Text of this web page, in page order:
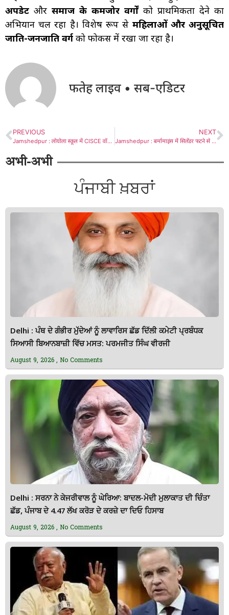
अपडेट और समाज के कमजोर वर्गोंको प्राथमिकता देने का
अभियान चल रहा है। विशेष रूप से महिलाओं और अनुसूचित
जाति-जनजाति वर्ग को फोकस में रखा जा रहा है।
फतेह लाइव • सब-एडिटर
PREVIOUS
Jamshedpur : लोयोला स्कूल में CISCE वॉलीबॉल टूर्नामेंट सफलतापूर्वक संपन्न, 17 स्कूलों ने लिया भाग
NEXT
Jamshedpur : बर्मामाइंस में सिलेंडर फटने से मजदूर झुलसा, धमाके की चपेट में आया ट्रक
अभी-अभी
ਪੰਜਾਬੀ ਖ਼ਬਰਾਂ
Delhi : ਪੰਥ ਦੇ ਗੰਭੀਰ ਮੁੱਦੇਆਂ ਨੂੰ ਲਾਵਾਰਿਸ ਛੱਡ ਦਿੱਲੀ ਕਮੇਟੀ ਪ੍ਰਬੰਧਕ
ਸਿਆਸੀ ਬਿਆਨਬਾਜ਼ੀ ਵਿੱਚ ਮਸਤ: ਪਰਮਜੀਤ ਸਿੰਘ ਵੀਰਜੀ
August 9, 2026 No Comments
Delhi : ਸਰਨਾ ਨੇ ਕੇਜਰੀਵਾਲ ਨੂੰ ਘੇਰਿਆ: ਬਾਦਲ-ਮੋਦੀ ਮੁਲਾਕਾਤ ਦੀ ਚਿੰਤਾ
ਛੱਡ, ਪੰਜਾਬ ਦੇ 4.47 ਲੱਖ ਕਰੋੜ ਦੇ ਕਰਜ਼ੇ ਦਾ ਦਿਓ ਹਿਸਾਬ
August 9, 2026 No Comments